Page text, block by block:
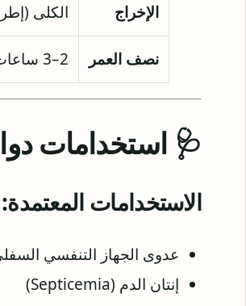
الإخراج الكلى
نصف العمر 2–3 ساعات (يزداد مع القصور الكلوي)
🩺 استخدامات
الاستخدامات المعتمدة:
عدوى الجهاز التنفسي
إنتان الدم (Septicemia)